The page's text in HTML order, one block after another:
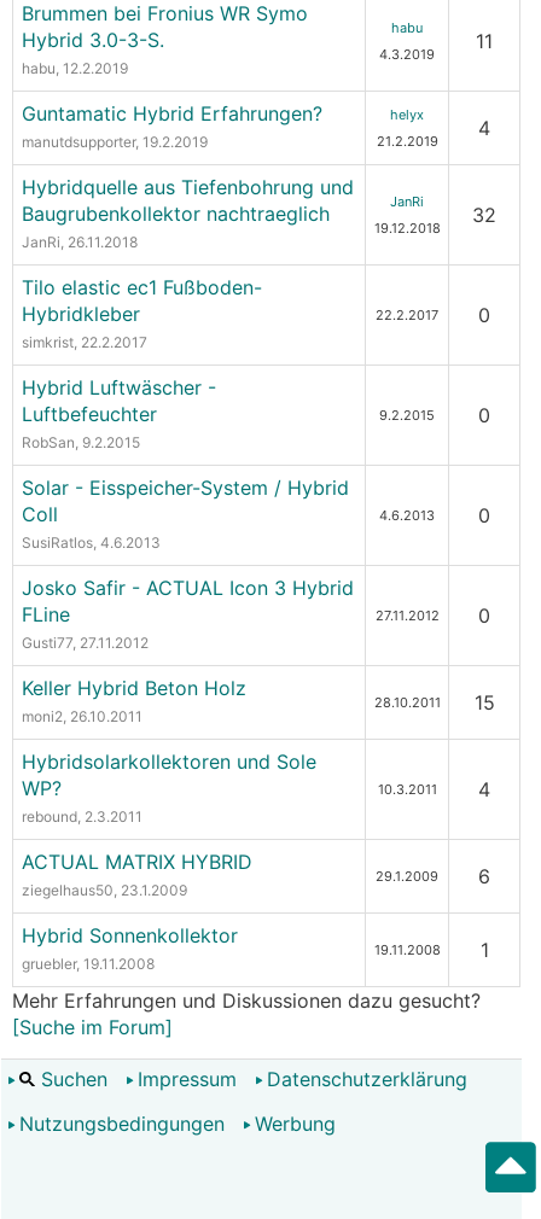
Brummen bei Fronius WR Symo
Hybrid 3.0-3-S.
habu, 12.2.2019
habu
4.3.2019
11
Guntamatic Hybrid Erfahrungen?
manutdsupporter, 19.2.2019
helyx
21.2.2019
4
Hybridquelle aus Tiefenbohrung und
Baugrubenkollektor nachtraeglich
JanRi, 26.11.2018
JanRi
19.12.2018
32
Tilo elastic ec1 Fußboden-
Hybridkleber
simkrist, 22.2.2017
22.2.2017 0
Hybrid Luftwäscher -
Luftbefeuchter
RobSan, 9.2.2015
9.2.2015 0
Solar - Eisspeicher-System / Hybrid
Coll
SusiRatlos, 4.6.2013
4.6.2013 0
Josko Safir - ACTUAL Icon 3 Hybrid
FLine
Gusti77, 27.11.2012
27.11.2012 0
Keller Hybrid Beton Holz
moni2, 26.10.2011
28.10.2011 15
Hybridsolarkollektoren und Sole
WP?
rebound, 2.3.2011
10.3.2011 4
ACTUAL MATRIX HYBRID
ziegelhaus50, 23.1.2009
29.1.2009 6
Hybrid Sonnenkollektor
gruebler, 19.11.2008
19.11.2008 1
Mehr Erfahrungen und Diskussionen dazu gesucht?
[Suche im Forum]
Suchen Impressum
Datenschutzerklärung
Nutzungsbedingungen
Werbung